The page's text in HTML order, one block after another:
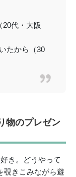
20代・大阪
たから（30
物のプレゼン
き。どうやって
覗きこみながら遊